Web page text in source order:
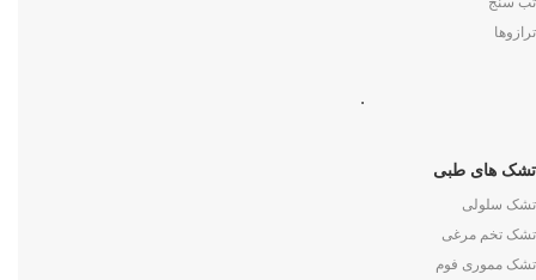
ترازوها
.
تشک های طبی
تشک سلولی
تشک تخم مرغی
تشک مموری فوم